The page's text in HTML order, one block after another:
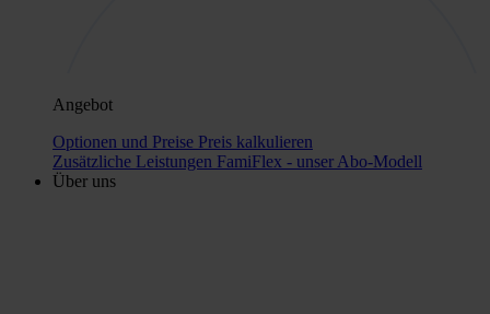
Angebot
Optionen und Preise Preis kalkulieren
Zusätzliche Leistungen FamiFlex - unser Abo-Modell
Über uns